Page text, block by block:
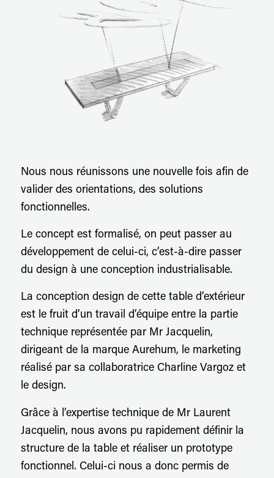
Nous nous réunissons une nouvelle fois afin de
valider des orientations, des solutions
fonctionnelles.
Le concept est formalisé, on peut passer au
développement de celui-ci, c’est-à-dire passer
du design à une conception industrialisable.
La conception design de cette table d’extérieur
est le fruit d’un travail d’équipe entre la partie
technique représentée par Mr Jacquelin,
dirigeant de la marque Aurehum, le marketing
réalisé par sa collaboratrice Charline Vargoz et
le design.
Grâce à l’expertise technique de Mr Laurent
Jacquelin, nous avons pu rapidement définir la
structure de la table et réaliser un prototype
fonctionnel. Celui-ci nous a donc permis de